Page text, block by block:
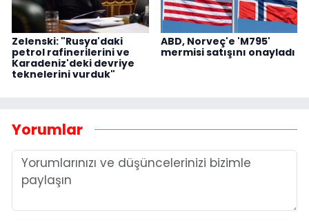
Zelenski: "Rusya'daki
petrol rafinerilerini ve
Karadeniz'deki devriye
teknelerini vurduk"
ABD, Norveç'e 'M795'
mermisi satışını onayladı
Yorumlar